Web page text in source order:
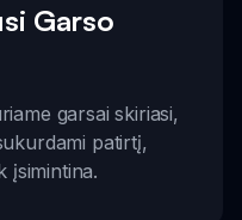
Garso
garsai skiriasi,
patirtį,
įsimintina.